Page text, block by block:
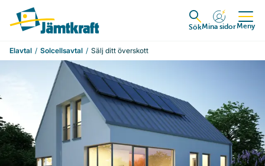
Hoppa till innehåll
Till startsidan
Expandera
SökMina sidorMeny
Elavtal Solcellsavtal Sälj ditt överskott